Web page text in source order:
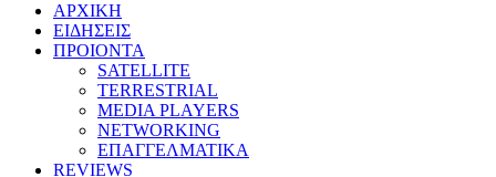
ΑΡΧΙΚΗ
ΕΙΔΗΣΕΙΣ
ΠΡΟΙΟΝΤΑ
SATELLITE
TERRESTRIAL
MEDIA PLAYERS
NETWORKING
ΕΠΑΓΓΕΛΜΑΤΙΚΑ
REVIEWS